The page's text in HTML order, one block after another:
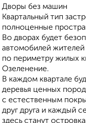
Дворы без машин
Квартальный тип
полноценные
Во дворах будет
автомобилей
по периметру жилых
Озеленение.
В каждом квартале
деревья ценных
с естественным
друг друга и каждый
здесь станут